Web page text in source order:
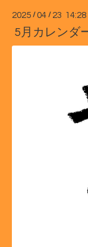
2025 /04 / 23 14:28
5月カレンダ